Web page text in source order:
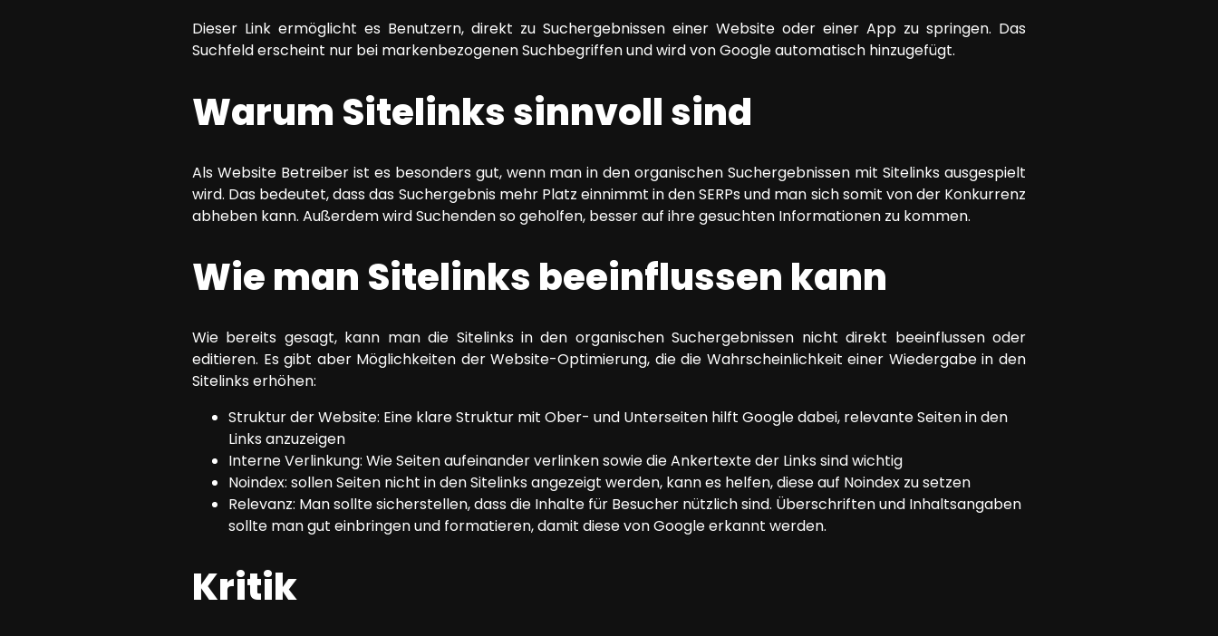
Dieser Link ermöglicht es Benutzern, direkt zu Suchergebnissen einer Website oder einer App zu springen. Das
Suchfeld erscheint nur bei markenbezogenen Suchbegriffen und wird von Google automatisch hinzugefügt.
Warum Sitelinks sinnvoll sind
Als Website Betreiber ist es besonders gut, wenn man in den organischen Suchergebnissen mit Sitelinks ausgespielt
wird. Das bedeutet, dass das Suchergebnis mehr Platz einnimmt in den SERPs und man sich somit von der Konkurrenz
abheben kann. Außerdem wird Suchenden so geholfen, besser auf ihre gesuchten Informationen zu kommen.
Wie man Sitelinks beeinflussen kann
Wie bereits gesagt, kann man die Sitelinks in den organischen Suchergebnissen nicht direkt beeinflussen oder
editieren. Es gibt aber Möglichkeiten der Website-Optimierung, die die Wahrscheinlichkeit einer Wiedergabe in den
Sitelinks erhöhen:
Struktur der Website: Eine klare Struktur mit Ober- und Unterseiten hilft Google dabei, relevante Seiten in den
Links anzuzeigen
Interne Verlinkung: Wie Seiten aufeinander verlinken sowie die Ankertexte der Links sind wichtig
Noindex: sollen Seiten nicht in den Sitelinks angezeigt werden, kann es helfen, diese auf Noindex zu setzen
Relevanz: Man sollte sicherstellen, dass die Inhalte für Besucher nützlich sind. Überschriften und Inhaltsangaben
sollte man gut einbringen und formatieren, damit diese von Google erkannt werden.
Kritik